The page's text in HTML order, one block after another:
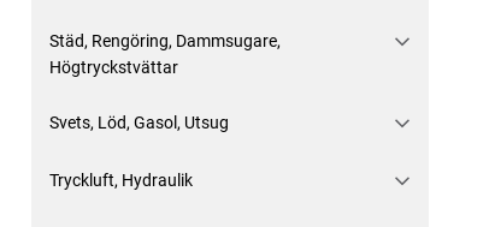
Städ, Rengöring, Dammsugare,
Högtryckstvättar
Svets, Löd, Gasol, Utsug
Tryckluft, Hydraulik